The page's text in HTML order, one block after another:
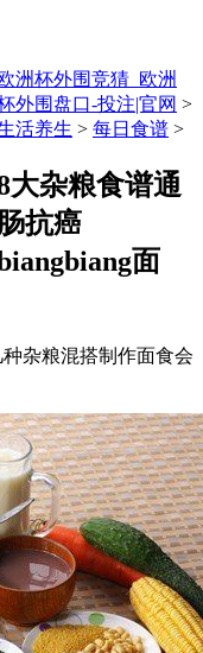
洲杯外围竞猜_欧洲
外围盘口-投注|官网 >
活养生 > 每日食谱 >
大杂粮食谱通
肠抗癌
面
杂粮混搭制作面食会